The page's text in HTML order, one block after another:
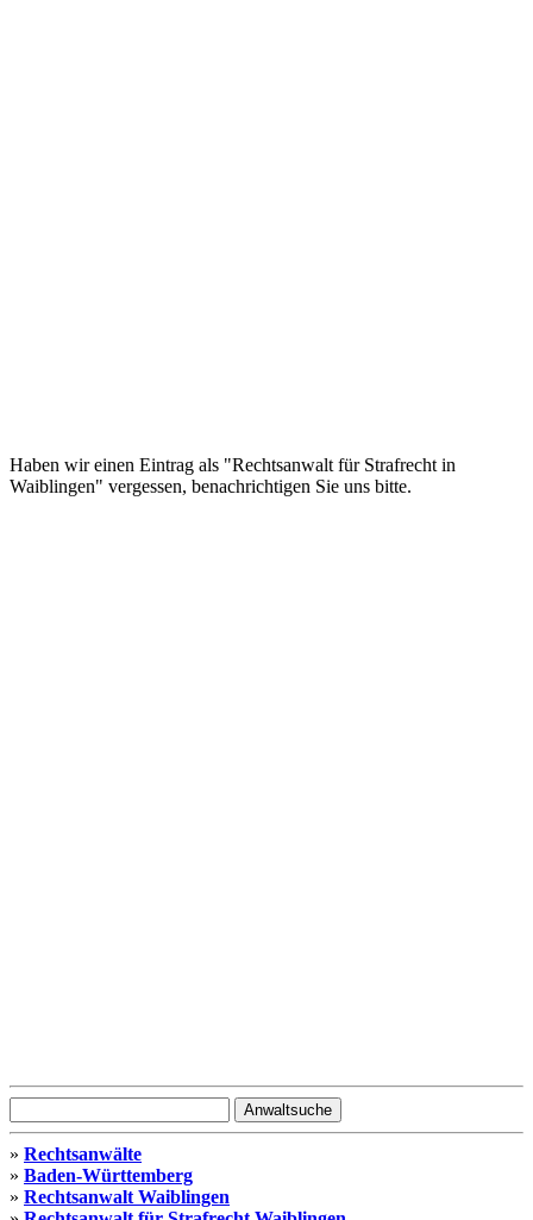
Haben wir einen Eintrag als "Rechtsanwalt für Strafrecht in
Waiblingen" vergessen, benachrichtigen Sie uns bitte.
» Rechtsanwälte
» Baden-Württemberg
» Rechtsanwalt Waiblingen